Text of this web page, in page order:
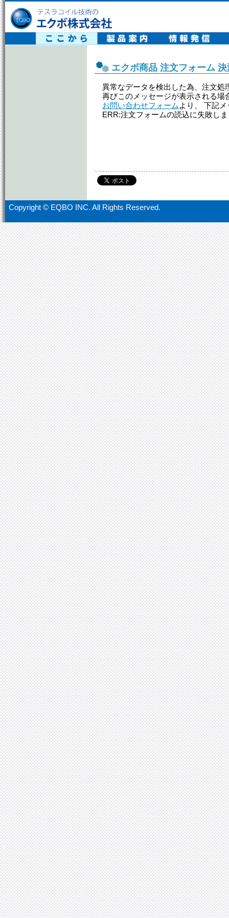
エクボ商品 注文フォーム
異常なデータを検出した為、注文処
再びこのメッセージが表示される場
お問い合わせフォーム より、 下記
ERR:注文フォームの読込に失敗し
Copyright © EQBO INC. All Rights Reserved.